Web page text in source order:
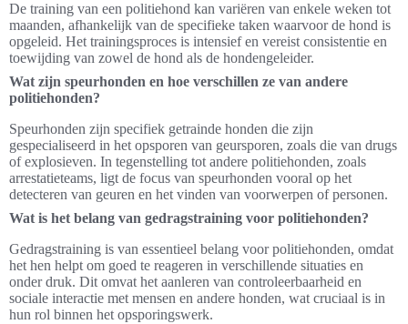
De training van een politiehond kan variëren van enkele weken tot
maanden, afhankelijk van de specifieke taken waarvoor de hond is
opgeleid. Het trainingsproces is intensief en vereist consistentie en
toewijding van zowel de hond als de hondengeleider.
Wat zijn speurhonden en hoe verschillen ze van andere
politiehonden?
Speurhonden zijn specifiek getrainde honden die zijn
gespecialiseerd in het opsporen van geursporen, zoals die van drugs
of explosieven. In tegenstelling tot andere politiehonden, zoals
arrestatieteams, ligt de focus van speurhonden vooral op het
detecteren van geuren en het vinden van voorwerpen of personen.
Wat is het belang van gedragstraining voor politiehonden?
Gedragstraining is van essentieel belang voor politiehonden, omdat
het hen helpt om goed te reageren in verschillende situaties en
onder druk. Dit omvat het aanleren van controleerbaarheid en
sociale interactie met mensen en andere honden, wat cruciaal is in
hun rol binnen het opsporingswerk.